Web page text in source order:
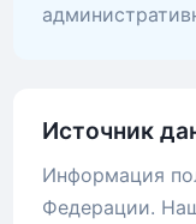
Источник
Информация
Федерации.